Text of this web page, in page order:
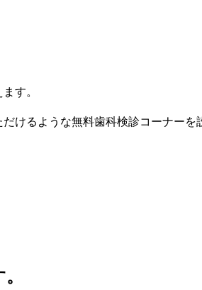
す。
けるような無料歯科検診コーナーを